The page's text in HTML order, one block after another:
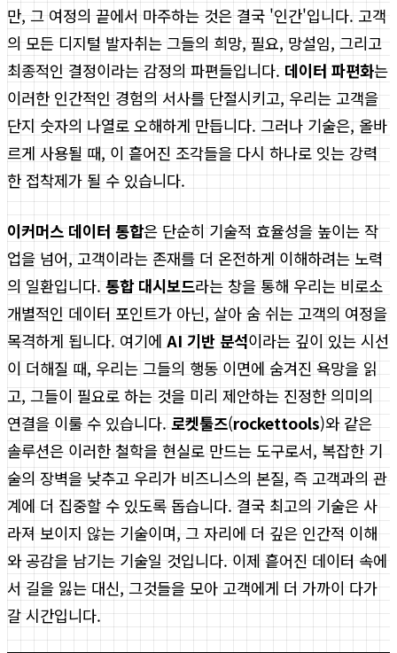
만, 그 여정의 끝에서 마주하는 것은 결국 '인간'입니다. 고객
의 모든 디지털 발자취는 그들의 희망, 필요, 망설임, 그리고
최종적인 결정이라는 감정의 파편들입니다. 데이터 파편화는
이러한 인간적인 경험의 서사를 단절시키고, 우리는 고객을
단지 숫자의 나열로 오해하게 만듭니다. 그러나 기술은, 올바
르게 사용될 때, 이 흩어진 조각들을 다시 하나로 잇는 강력
한 접착제가 될 수 있습니다.
이커머스 데이터 통합은 단순히 기술적 효율성을 높이는 작
업을 넘어, 고객이라는 존재를 더 온전하게 이해하려는 노력
의 일환입니다. 통합 대시보드라는 창을 통해 우리는 비로소
개별적인 데이터 포인트가 아닌, 살아 숨 쉬는 고객의 여정을
목격하게 됩니다. 여기에 AI 기반 분석이라는 깊이 있는 시선
이 더해질 때, 우리는 그들의 행동 이면에 숨겨진 욕망을 읽
고, 그들이 필요로 하는 것을 미리 제안하는 진정한 의미의
연결을 이룰 수 있습니다. 로켓툴즈(rockettools)와 같은
솔루션은 이러한 철학을 현실로 만드는 도구로서, 복잡한 기
술의 장벽을 낮추고 우리가 비즈니스의 본질, 즉 고객과의 관
계에 더 집중할 수 있도록 돕습니다. 결국 최고의 기술은 사
라져 보이지 않는 기술이며, 그 자리에 더 깊은 인간적 이해
와 공감을 남기는 기술일 것입니다. 이제 흩어진 데이터 속에
서 길을 잃는 대신, 그것들을 모아 고객에게 더 가까이 다가
갈 시간입니다.